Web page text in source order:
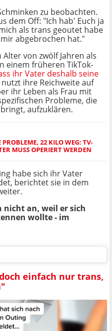
zu beobachten.
dem Off: "Ich hab' Euch ja
als trans geoutet habe
abgebrochen hat."
von zwölf Jahren als
einem früheren TikTok-
ihr Vater deshalb seine
nutzt ihre Reichweite auf
ihr Leben als Frau mit
Probleme, die
aufzuklären.
22 KILO WEG: TV-
MUSS OPERIERT WERDEN
habe sich ihr Vater
berichtet sie in dem
nicht an, weil er sich
wollte - im
einfach nur trans,